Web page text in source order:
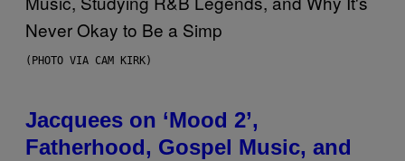
(PHOTO VIA CAM KIRK)
Jacquees on ‘Mood 2’,
Fatherhood, Gospel Music, and